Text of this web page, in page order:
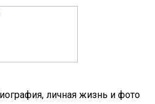
личная жизнь и фото